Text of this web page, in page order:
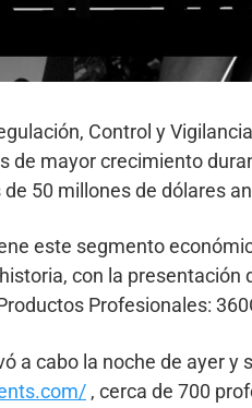
Control y
de mayor crecimiento
50 millones de dólares
este segmento
con la presentación
Profesionales:
a cabo la noche de ayer y
, cerca de 700